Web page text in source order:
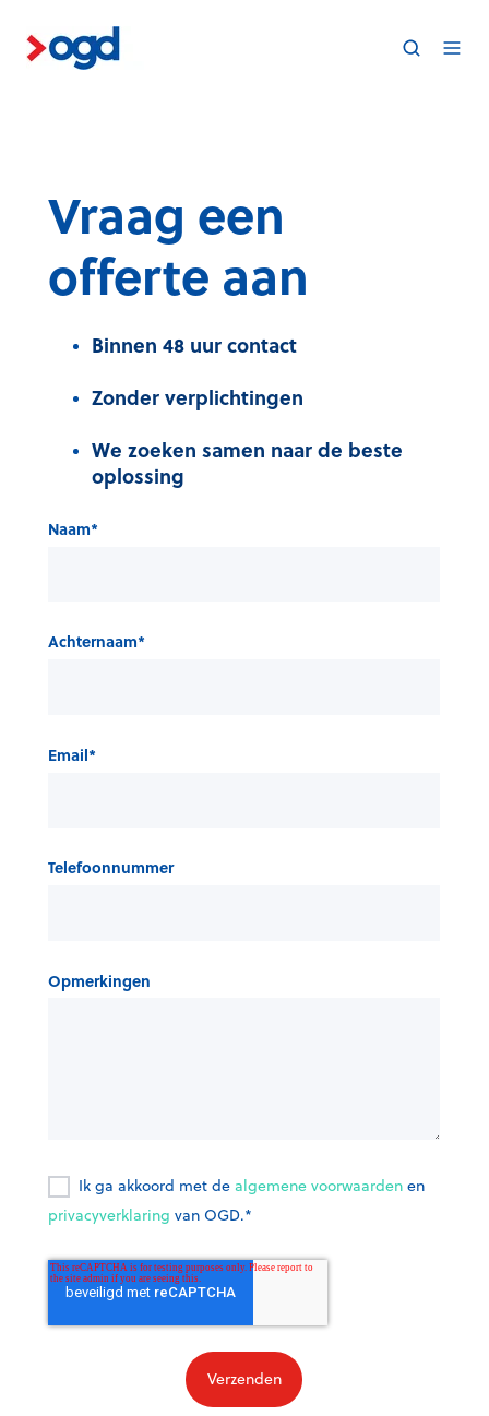
Vraag een
offerte aan
Binnen 48 uur contact
Zonder verplichtingen
We zoeken samen naar de beste
oplossing
Naam*
Achternaam*
Email*
Telefoonnummer
Opmerkingen
Ik ga akkoord met de algemene voorwaardenen
privacyverklaring van OGD.*